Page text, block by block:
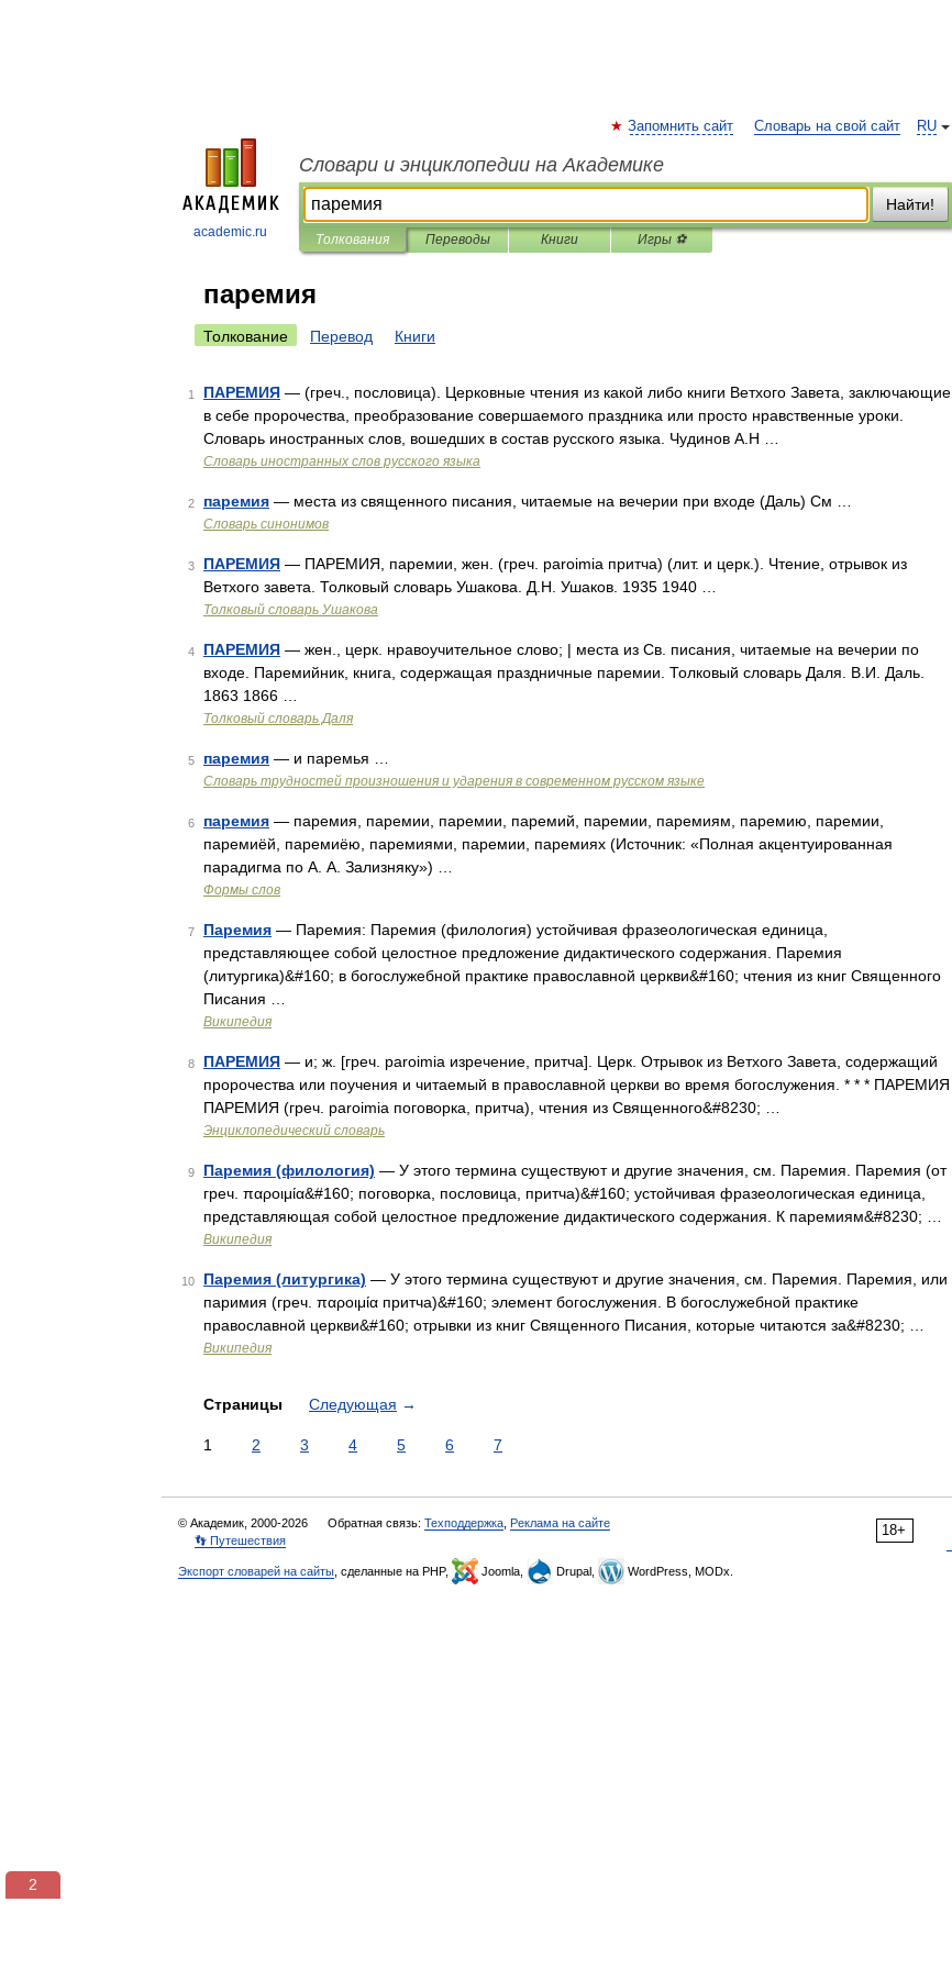
academic.ru
RU
Запомнить сайт Словарь на свой сайт
Словари и энциклопедии на Академике
Найти!
Толкования Переводы Книги Игры ⚽
паремия
Толкование Перевод Книги
1 ПАРЕМИЯ — (греч., пословица). Церковные чтения из какой либо книги Ветхого Завета, заключающие
в себе пророчества, преобразование совершаемого праздника или просто нравственные уроки.
Словарь иностранных слов, вошедших в состав русского языка. Чудинов А.Н …
Словарь иностранных слов русского языка
2 паремия — места из священного писания, читаемые на вечерии при входе (Даль) См …
Словарь синонимов
3 ПАРЕМИЯ — ПАРЕМИЯ, паремии, жен. (греч. paroimia притча) (лит. и церк.). Чтение, отрывок из
Ветхого завета. Толковый словарь Ушакова. Д.Н. Ушаков. 1935 1940 …
Толковый словарь Ушакова
4 ПАРЕМИЯ — жен., церк. нравоучительное слово; | места из Св. писания, читаемые на вечерии по
входе. Паремийник, книга, содержащая праздничные паремии. Толковый словарь Даля. В.И. Даль.
1863 1866 …
Толковый словарь Даля
5 паремия — и паремья …
Словарь трудностей произношения и ударения в современном русском языке
6 паремия — паремия, паремии, паремии, паремий, паремии, паремиям, паремию, паремии,
паремиёй, паремиёю, паремиями, паремии, паремиях (Источник: «Полная акцентуированная
парадигма по А. А. Зализняку») …
Формы слов
7 Паремия — Паремия: Паремия (филология) устойчивая фразеологическая единица,
представляющее собой целостное предложение дидактического содержания. Паремия
(литургика)&#160; в богослужебной практике православной церкви&#160; чтения из книг Священного
Писания …
Википедия
8 ПАРЕМИЯ — и; ж. [греч. paroimia изречение, притча]. Церк. Отрывок из Ветхого Завета, содержащий
пророчества или поучения и читаемый в православной церкви во время богослужения. * * * ПАРЕМИЯ
ПАРЕМИЯ (греч. paroimia поговорка, притча), чтения из Священного&#8230; …
Энциклопедический словарь
9 Паремия (филология) — У этого термина существуют и другие значения, см. Паремия. Паремия (от
греч. παροιμία&#160; поговорка, пословица, притча)&#160; устойчивая фразеологическая единица,
представляющая собой целостное предложение дидактического содержания. К паремиям&#8230; …
Википедия
10 Паремия (литургика) — У этого термина существуют и другие значения, см. Паремия. Паремия, или
паримия (греч. παροιμία притча)&#160; элемент богослужения. В богослужебной практике
православной церкви&#160; отрывки из книг Священного Писания, которые читаются за&#8230; …
Википедия
Страницы Следующая →
1 2 3 4 5 6 7
18+
© Академик, 2000-2026 Обратная связь: Техподдержка Реклама на сайте
👣 Путешествия
Экспорт словарей на сайты , сделанные на PHP, Joomla, Drupal, WordPress, MODx.
2